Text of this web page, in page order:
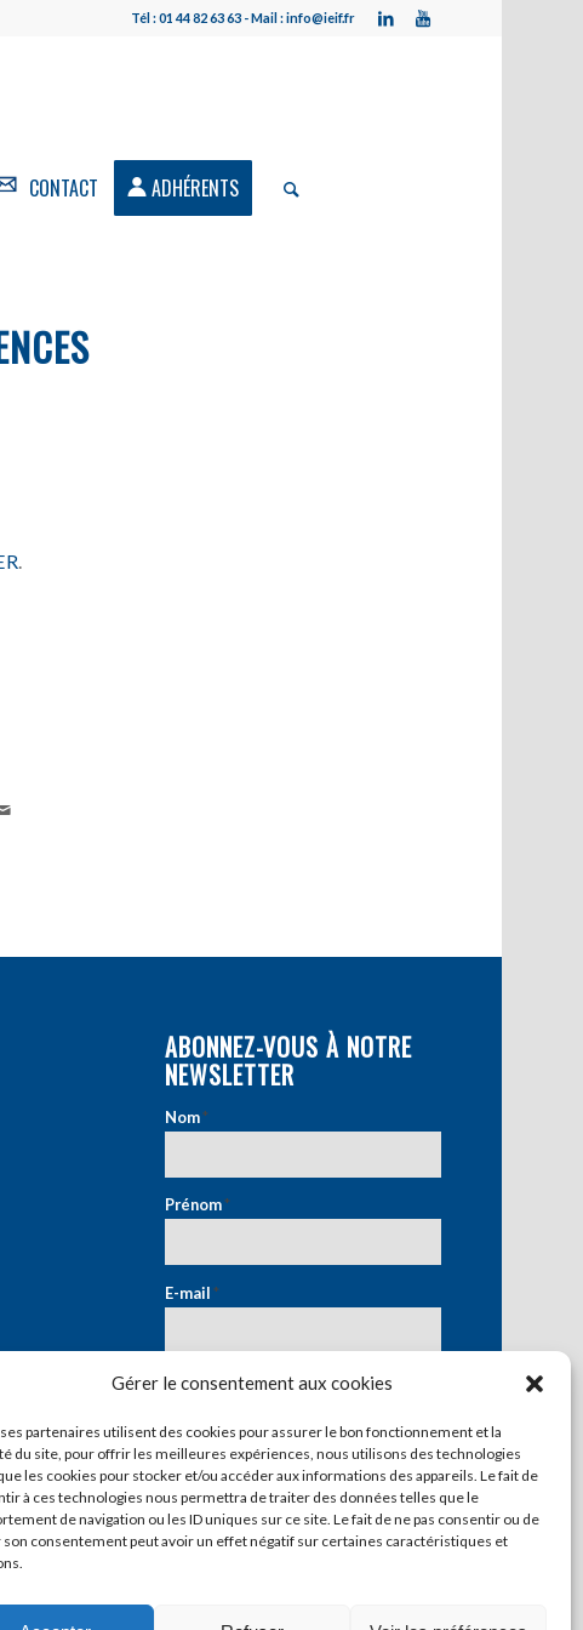
Gérer le consentement aux cookies
ses partenaires utilisent des cookies pour assurer le bon fonctionnement et la
du site, pour offrir les meilleures expériences, nous utilisons des technologies
les cookies pour stocker et/ou accéder aux informations des appareils. Le fait de
à ces technologies nous permettra de traiter des données telles que le
de navigation ou les ID uniques sur ce site. Le fait de ne pas consentir ou de
consentement peut avoir un effet négatif sur certaines caractéristiques et
Tél : 01 44 82 63 63 - Mail : info@ieif.fr
CONTACT ADHÉRENTS
ABONNEZ-VOUS À NOTRE
NEWSLETTER
Nom*
Prénom*
E-mail*